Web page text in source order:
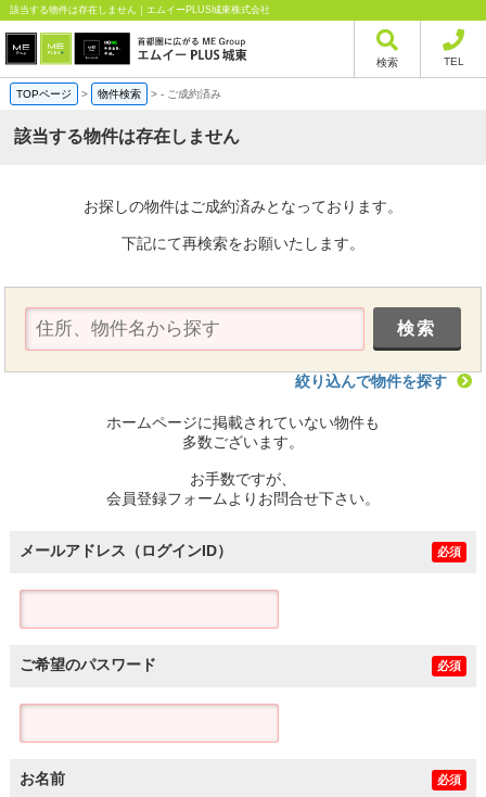
該当する物件は存在しません｜エムイーPLUS城東株式会社
検索 TEL
TOPページ > 物件検索 >- ご成約済み
該当する物件は存在しません
お探しの物件はご成約済みとなっております。
下記にて再検索をお願いたします。
絞り込んで物件を探す
ホームページに掲載されていない物件も
多数ございます。
お手数ですが、
会員登録フォームよりお問合せ下さい。
メールアドレス（ログインID） 必須
ご希望のパスワード 必須
お名前 必須